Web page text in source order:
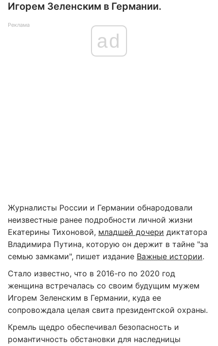
Игорем Зеленским в Германии.
Реклама
ad
Журналисты России и Германии обнародовали
неизвестные ранее подробности личной жизни
Екатерины Тихоновой, младшей дочери диктатора
Владимира Путина, которую он держит в тайне "за
семью замками", пишет издание Важные истории.
Стало известно, что в 2016-го по 2020 год
женщина встречалась со своим будущим мужем
Игорем Зеленским в Германии, куда ее
сопровождала целая свита президентской охраны.
Кремль щедро обеспечивал безопасность и
романтичность обстановки для наследницы